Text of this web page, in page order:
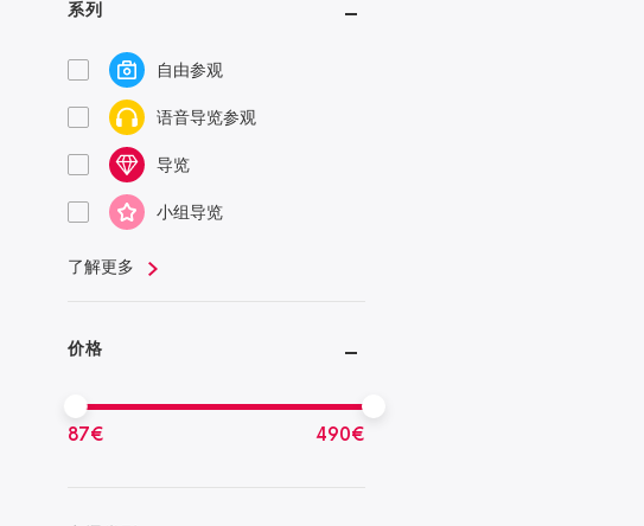
系列
自由参观
语音导览参观
导览
小组导览
了解更多
价格
87€ 490€